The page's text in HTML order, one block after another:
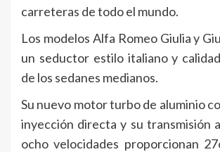
carreteras de todo el mundo.
Los modelos Alfa Romeo Giulia y
un seductor estilo italiano y
de los sedanes medianos.
Su nuevo motor turbo de aluminio
inyección directa y su transmisión
ocho velocidades proporcionan